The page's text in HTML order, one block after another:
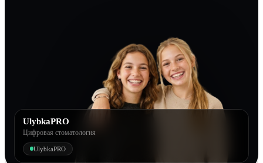
UlybkaPRO
Цифровая стоматология
UlybkaPRO